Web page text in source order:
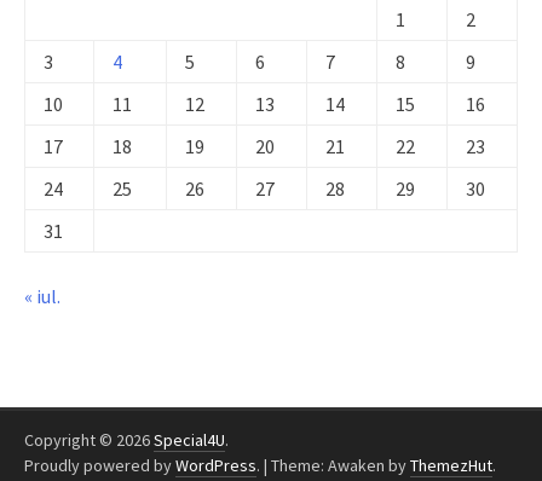
1
2
3
4 5 6 7 8
9
10
11 12 13 14 15
16
17
18 19 20 21 22
23
24
25 26 27 28 29
30
31
« iul.
Copyright © 2026Special4U.
Proudly powered byWordPress. | Theme: Awaken byThemezHut.